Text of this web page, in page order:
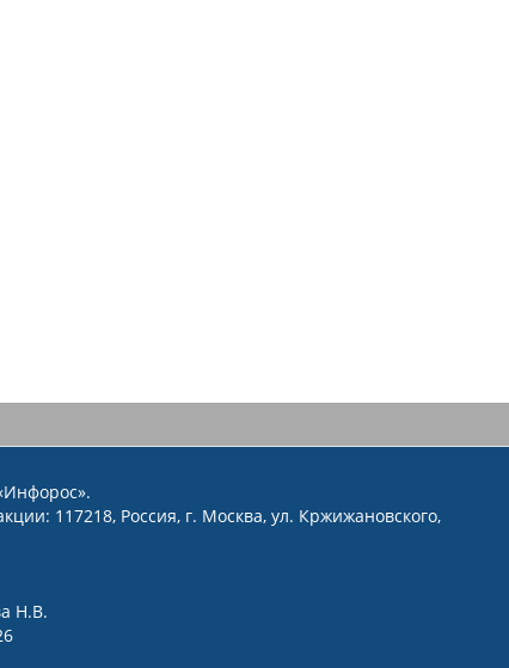
117218, Россия, г. Москва, ул. Кржижановского,
Н.В.